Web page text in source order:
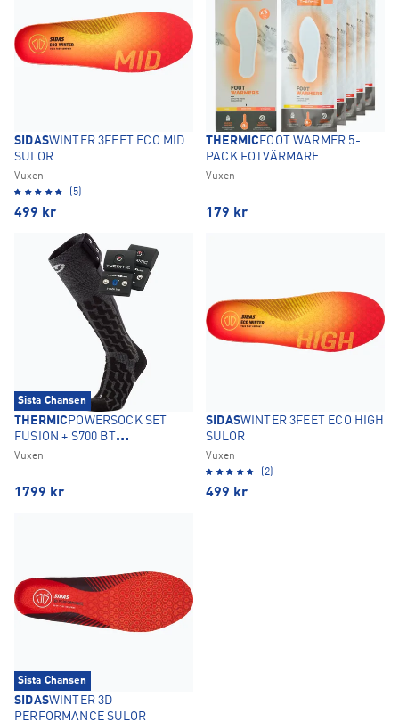
SIDASWINTER 3FEET ECO MID
SULOR
Vuxen
(5)
499 kr
THERMIC FOOT WARMER 5-
PACK FOTVÄRMARE
Vuxen
179 kr
Sista Chansen
THERMIC POWERSOCK SET
FUSION + S700 BT
VÄRMESTRUMPOR
Vuxen
1799 kr
SIDASWINTER 3FEET ECO HIGH
SULOR
Vuxen
(2)
499 kr
Sista Chansen
SIDASWINTER 3D
PERFORMANCE SULOR